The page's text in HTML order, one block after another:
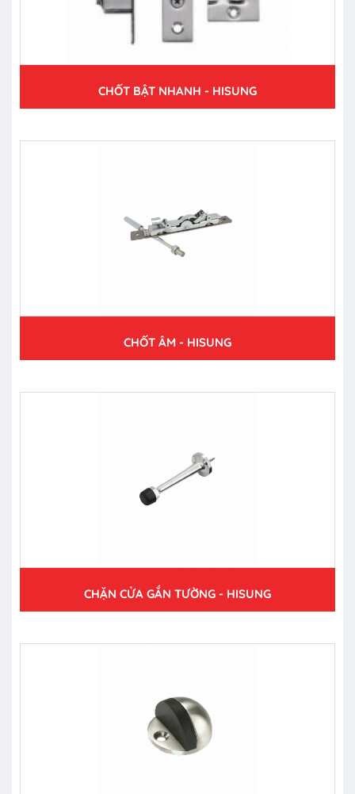
CHỐT BẬT NHANH - HISUNG
CHỐT ÂM - HISUNG
CHẶN CỬA GẮN TƯỜNG - HISUNG